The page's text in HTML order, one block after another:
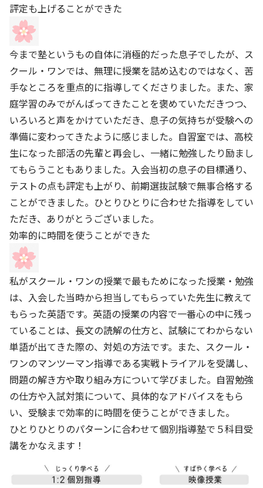
評定も上げることができた
今まで塾というもの自体に消極的だった息子でしたが、ス
クール・ワンでは、無理に授業を詰め込むのではなく、苦
手なところを重点的に指導してくださりました。また、家
庭学習のみでがんばってきたことを褒めていただきつつ、
いろいろと声をかけていただき、息子の気持ちが受験への
準備に変わってきたように感じました。自習室では、高校
生になった部活の先輩と再会し、一緒に勉強したり励まし
てもらうこともありました。入会当初の息子の目標通り、
テストの点も評定も上がり、前期選抜試験で無事合格する
ことができました。ひとりひとりに合わせた指導をしてい
ただき、ありがとうございました。
効率的に時間を使うことができた
私がスクール・ワンの授業で最もためになった授業・勉強
は、入会した当時から担当してもらっていた先生に教えて
もらった英語です。英語の授業の内容で一番心の中に残っ
ていることは、長文の読解の仕方と、試験にてわからない
単語が出てきた際の、対処の方法です。また、スクール・
ワンのマンツーマン指導である実戦トライアルを受講し、
問題の解き方や取り組み方について学びました。自習勉強
の仕方や入試対策について、具体的なアドバイスをもら
い、受験まで効率的に時間を使うことができました。
ひとりひとりのパターンに合わせて個別指導塾で５科目受
講をかなえます！